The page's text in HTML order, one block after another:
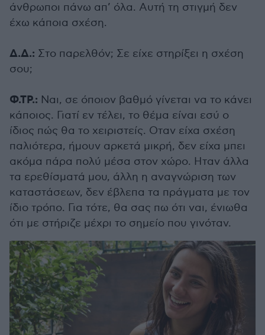
άνθρωποι πάνω απ’ όλα. Αυτή τη στιγμή δεν
έχω κάποια σχέση.
Δ.Δ.: Στο παρελθόν; Σε είχε στηρίξει η σχέση
σου;
Φ.ΤΡ.: Ναι, σε όποιον βαθμό γίνεται να το κάνει
κάποιος. Γιατί εν τέλει, το θέμα είναι εσύ ο
ίδιος πώς θα το χειριστείς. Οταν είχα σχέση
παλιότερα, ήμουν αρκετά μικρή, δεν είχα μπει
ακόμα πάρα πολύ μέσα στον χώρο. Ηταν άλλα
τα ερεθίσματά μου, άλλη η αναγνώριση των
καταστάσεων, δεν έβλεπα τα πράγματα με τον
ίδιο τρόπο. Για τότε, θα σας πω ότι ναι, ένιωθα
ότι με στήριζε μέχρι το σημείο που γινόταν.